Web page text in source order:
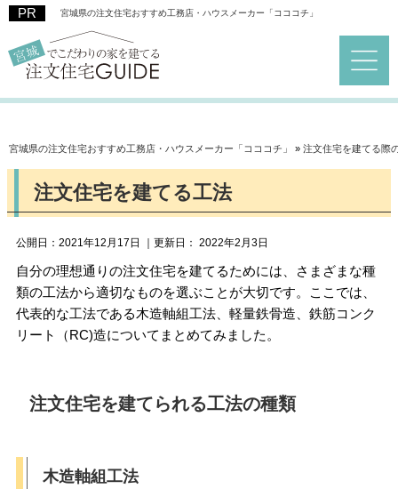
宮城県の注文住宅おすすめ工務店・ハウスメーカー「コココチ」
宮城県の注文住宅おすすめ工務店・ハウスメーカー「コココチ」 » 注文住宅を建てる際
注文住宅を建てる工法
公開日： 2021年12月17日 ｜更新日： 2022年2月3日
自分の理想通りの注文住宅を建てるためには、さまざまな種
類の工法から適切なものを選ぶことが大切です。ここでは、
代表的な工法である木造軸組工法、軽量鉄骨造、鉄筋コンク
リート（RC)造についてまとめてみました。
注文住宅を建てられる工法の種類
木造軸組工法